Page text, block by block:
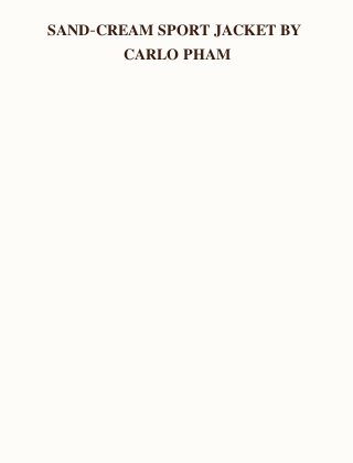
𝐒𝐀𝐍𝐃-𝐂𝐑𝐄𝐀𝐌 𝐒𝐏𝐎𝐑𝐓 𝐉𝐀𝐂𝐊𝐄𝐓 𝐁𝐘
𝐂𝐀𝐑𝐋𝐎 𝐏𝐇𝐀𝐌